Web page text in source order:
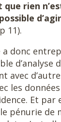
rien
d’agir
11).
a donc
d’analyse
avec
les
Et par
pénurie de